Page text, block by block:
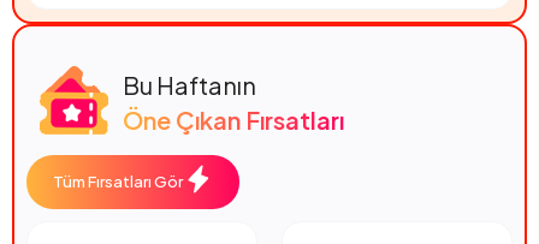
Bu Haftanın
Öne Çıkan Fırsatları
Tüm Fırsatları Gör